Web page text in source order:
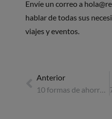
Envíe un correo a
hablar de todas sus
viajes y eventos.
Anterior
10 formas de ahorrar dinero en los viajes de negocios